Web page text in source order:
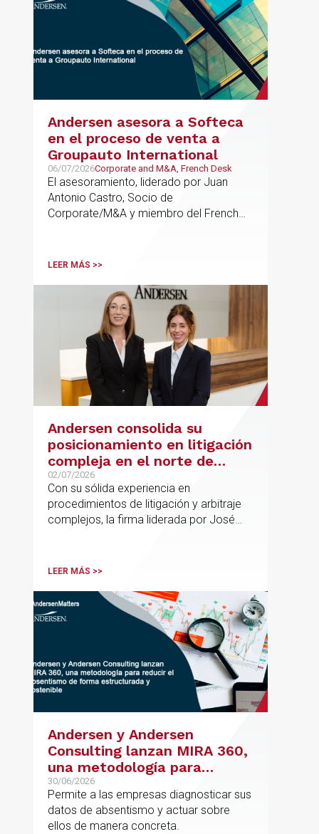
Andersen asesora a Softeca
en el proceso de venta a
Groupauto International
06/07/2026Corporate and M&A, French Desk
El asesoramiento, liderado por Juan
Antonio Castro, Socio de
Corporate/M&A y miembro del French
españolas que combinan los sectores
LEER MÁS >>
Andersen consolida su
posicionamiento en litigación
compleja en el norte de
España con la incorporación
de Rebeca Larena
02/07/2026
Con su sólida experiencia en
procedimientos de litigación y arbitraje
complejos, la firma liderada por José
posicionamiento en asesoramiento
LEER MÁS >>
Andersen y Andersen
Consulting lanzan MIRA 360,
una metodología para
reducir el absentismo de
forma estructurada y
sostenible
30/06/2026
Permite a las empresas diagnosticar sus
datos de absentismo y actuar sobre
ellos de manera concreta.